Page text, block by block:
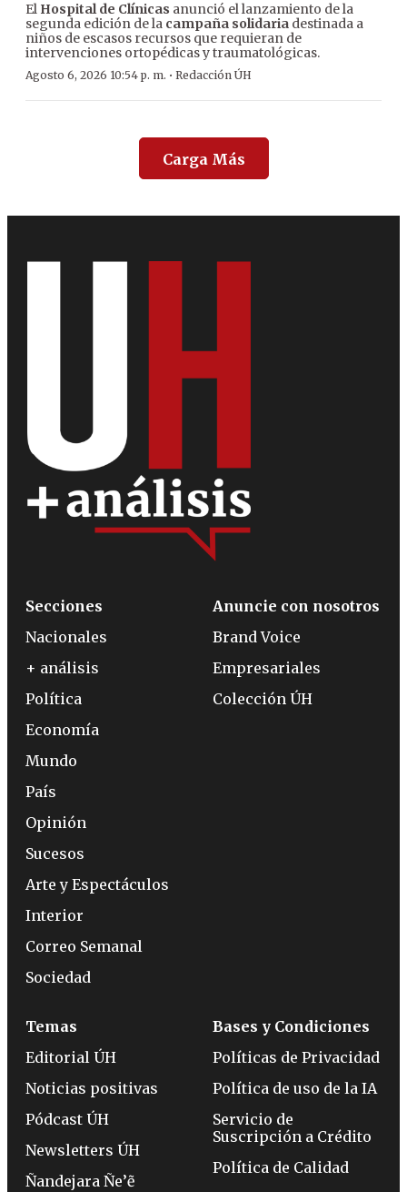
El Hospital de Clínicas anunció el lanzamiento de la
segunda edición de la campaña solidaria destinada a
niños de escasos recursos que requieran de
intervenciones ortopédicas y traumatológicas.
Agosto 6, 2026 10:54 p. m. · Redacción ÚH
Carga Más
Secciones
Nacionales
+ análisis
Política
Economía
Mundo
País
Opinión
Sucesos
Arte y Espectáculos
Interior
Correo Semanal
Sociedad
Anuncie con nosotros
Brand Voice
Empresariales
Colección ÚH
Temas
Editorial ÚH
Noticias positivas
Pódcast ÚH
Newsletters ÚH
Ñandejara Ñe’ẽ
Bases y Condiciones
Políticas de Privacidad
Política de uso de la IA
Servicio de
Suscripción a Crédito
Política de Calidad